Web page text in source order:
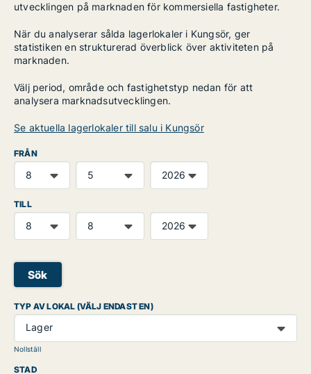
utvecklingen på marknaden för kommersiella fastigheter.
När du analyserar sålda lagerlokaler i Kungsör, ger
statistiken en strukturerad överblick över aktiviteten på
marknaden.
Välj period, område och fastighetstyp nedan för att
analysera marknadsutvecklingen.
Se aktuella lagerlokaler till salu i Kungsör
FRÅN
TILL
Sök
TYP AV LOKAL (VÄLJ ENDAST EN)
Lager
Nollställ
STAD